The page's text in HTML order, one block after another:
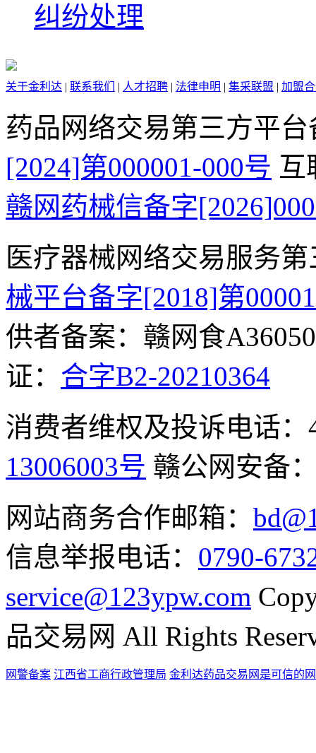
纠纷处理
关于金利达 | 联系我们 | 人才招聘 | 法律申明 | 集采联盟 | 加盟
药品网络交易第三方平
[2024]第000001-000号 互
赣网药械信备字
医疗器械网络交易服务
械平台备字[2018]第
供者备案：赣网食
证： 合字B2-20210364
消费者维权及投诉电话：
13006003号 赣公网安备
网站商务合作邮箱：
信息举报电话： 0790-
service@123ypw.com
品交易网 All Rights
网警备案 江西省工商行政管理局 金利达药品交易网是可信的